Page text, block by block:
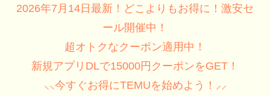
2026年7月14日最新！どこよりもお得に！激安セ
ール開催中！
超オトクなクーポン適用中！
新規アプリDLで15000円クーポンをGET！
⸜⸜今すぐお得にTEMUを始めよう！⸝⸝